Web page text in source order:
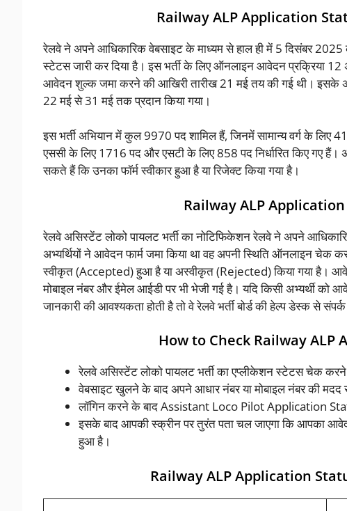
Railway ALP Application
रेलवे ने अपने आधिकारिक वेबसाइट के माध्यम से हाल ही में 5 दिसंबर
स्टेटस जारी कर दिया है। इस भर्ती के लिए ऑनलाइन आवेदन
आवेदन शुल्क जमा करने की आखिरी तारीख 21 मई तय की गई थी। इसके
22 मई से 31 मई तक प्रदान किया गया।
इस भर्ती अभियान में कुल 9970 पद शामिल हैं, जिनमें सामान्य वर्ग के
एससी के लिए 1716 पद और एसटी के लिए 858 पद निर्धारित किए गए
सकते हैं कि उनका फॉर्म स्वीकार हुआ है या रिजेक्ट किया गया है।
Railway ALP
रेलवे असिस्टेंट लोको पायलट भर्ती का नोटिफिकेशन रेलवे ने अपने
अभ्यर्थियों ने आवेदन फार्म जमा किया था वह अपनी स्थिति ऑनलाइन
स्वीकृत (Accepted) हुआ है या अस्वीकृत (Rejected) किया गया है।
मोबाइल नंबर और ईमेल आईडी पर भी भेजी गई है। यदि किसी अभ्यर्थी
जानकारी की आवश्यकता होती है तो वे रेलवे भर्ती बोर्ड की हेल्प डेस्क से
How to Check Railway ALP
रेलवे असिस्टेंट लोको पायलट भर्ती का एप्लीकेशन स्टेटस चेक
वेबसाइट खुलने के बाद अपने आधार नंबर या मोबाइल नंबर की मदद
लॉगिन करने के बाद Assistant Loco Pilot Application
इसके बाद आपकी स्क्रीन पर तुरंत पता चल जाएगा कि आपका
हुआ है।
Railway ALP Application